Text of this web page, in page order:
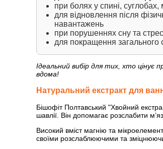
при болях у спині, суглобах,
для відновлення після
навантажень
при порушеннях сну та
для покращення загального
Ідеальний вибір для тих, хто
вдома!
Натуральний екстракт для
Бішофіт Полтавський "Хвойний
шавлії. Він допомагає розслабити
Високий вміст магнію та
своїми розслаблюючими та